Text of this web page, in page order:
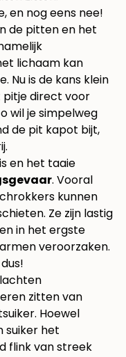
en nog eens nee!
de pitten en het
lichaam kan
Nu is de kans klein
pitje direct voor
wil je simpelweg
de pit kapot bijt,
en het taaie
. Vooral
kunnen
Ze zijn lastig
in het ergste
veroorzaken.
zitten van
Hoewel
suiker het
flink van streek